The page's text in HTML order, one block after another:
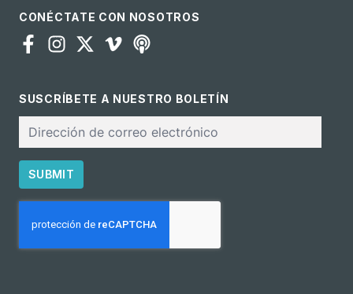
CONÉCTATE CON NOSOTROS
SUSCRÍBETE A NUESTRO BOLETÍN
electrónico
SUBMIT